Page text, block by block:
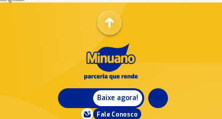
Baixe agora!
Fale Conosco